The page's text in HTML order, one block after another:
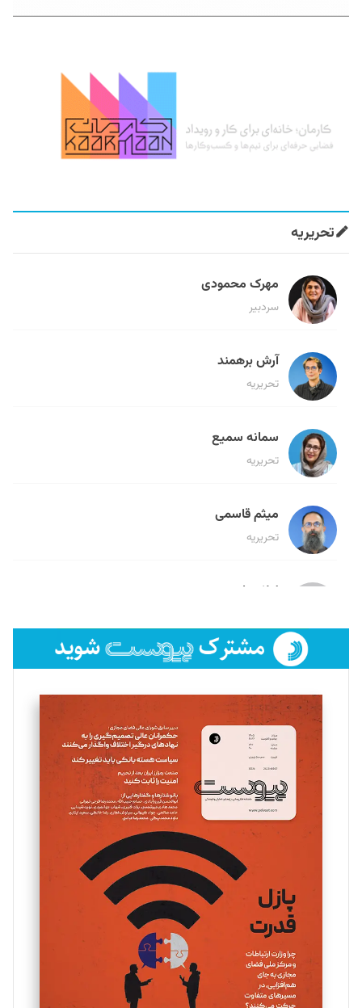
تحریریه
مهرک محمودی
سردبیر
آرش برهمند
تحریریه
سمانه سمیع
تحریریه
میثم قاسمی
تحریریه
لیلا حنارود
فائزه فتحی رستمی
تحریریه
سروش کرمیان
تحریریه
مینا پاکدل
یسنا امان‌پور
تحریریه
ملینا جعفری
تحریریه